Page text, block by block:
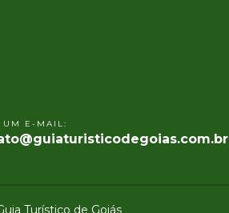
UM E-MAIL:
Turístico de Goiás